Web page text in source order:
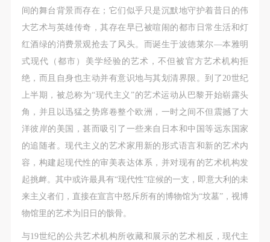
间的舞台背景而存在；它们似乎只是沉默地守护着昔日的伟
大艺术与英雄传奇，其存在早已被喧闹的都市日常生活和灯
红酒绿的消费景观抢去了风头。而诞生于波德莱尔—本雅明
式现代（都市）美学经验的艺术，不但被官方艺术机构拒
绝，而且自身也主动并有意识地与其划清界限。到了20世纪
上半期，被总称为“现代主义”的艺术运动从巴黎开始崭露头
角，并且以迅猛之势席卷整个欧洲，一时之间不但震撼了大
洋彼岸的美国，甚而吸引了一些来自日本和中国等远东国家
的追随者。现代主义的艺术家用新的形式语言和新的艺术内
容，构建起现代性的审美表达体系，并对现有的艺术机构发
起挑衅。其中或许最具有“现代性”症候的一支，即意大利的未
来主义者们，直接在宣言中怒斥所有的博物馆为“坟墓”，视博
物馆里的艺术为旧日的骸骨。
与19世纪的公共艺术机构所收藏和展示的艺术相反，现代主